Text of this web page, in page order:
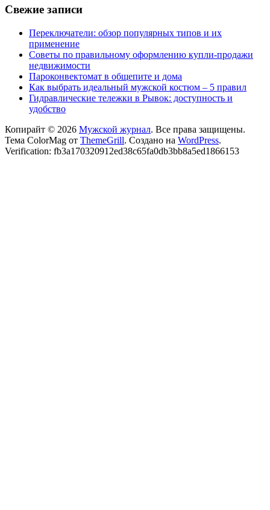
Свежие записи
Переключатели: обзор популярных типов и их
применение
Советы по правильному оформлению купли-продажи
недвижимости
Пароконвектомат в общепите и дома
Как выбрать идеальный мужской костюм – 5 правил
Гидравлические тележки в Рывок: доступность и
удобство
Копирайт © 2026 Мужской журнал. Все права защищены.
Тема ColorMag от ThemeGrill. Создано на WordPress.
Verification: fb3a170320912ed38c65fa0db3bb8a5ed1866153